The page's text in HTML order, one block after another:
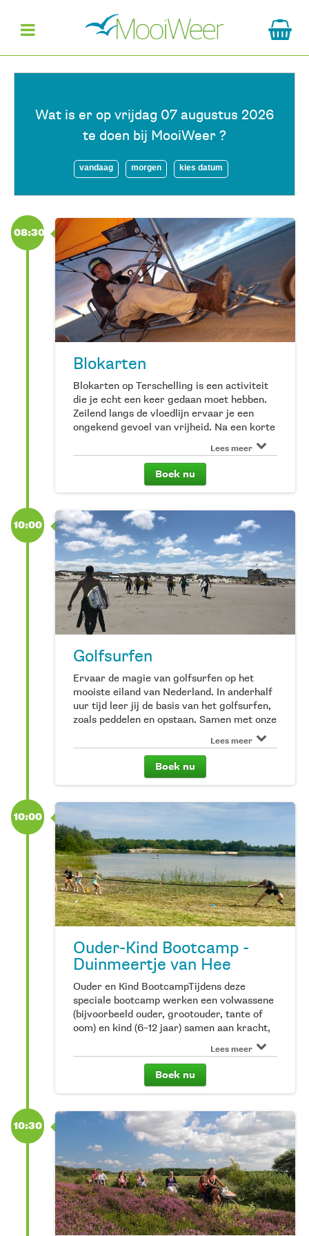
Wat is er op vrijdag 07 augustus 2026
te doen bij MooiWeer ?
vandaag morgen kies datum
08:30
Blokarten
Blokarten op Terschelling is een activiteit
die je echt een keer gedaan moet hebben.
Zeilend langs de vloedlijn ervaar je een
ongekend gevoel van vrijheid. Na een korte
uitleg van onze instructeurs ben je in een
mum van tijd zélf in staat om het strand
van Terschelling in een blokart te
verkennen. Blokarten is geschikt voor jong
en oud en kun je het hele jaar door boeken.
Kom je blokarten? Dan vragen we je graag
om een kwartier van tevoren aanwezig te
zijn. Let op: door weersomstandigheden
moeten we het blokarten soms verplaatsen
of zelfs annuleren. Wanneer dat het geval
is, hoor je uiterlijk twee uur voor aanvang
van ons. Aanvullende info: wij hebben twee
duozitters (blokart voor twee personen).
Deze zijn alleen bestemd voor een ouder
met een kind tot 10 jaar. Zie je de keuze
voor een duozitter niet bij het reserveren?
Dan zijn de duozitters die dag niet meer
beschikbaar.
Lees meer
Boek nu
10:00
Golfsurfen
Ervaar de magie van golfsurfen op het
mooiste eiland van Nederland. In anderhalf
uur tijd leer jij de basis van het golfsurfen,
zoals peddelen en opstaan. Samen met onze
partner GoSurfing trotseer jij de golven
van Terschelling. We vragen je 15 minuten
voor aanvang aanwezig te zijn.*Kinderen
zijn tot 16 jaar*Inclusief wetsuit en
softboard.
Lees meer
Boek nu
10:00
Ouder-Kind Bootcamp -
Duinmeertje van Hee
Ouder en Kind BootcampTijdens deze
speciale bootcamp werken een volwassene
(bijvoorbeeld ouder, grootouder, tante of
oom) en kind (6–12 jaar) samen aan kracht,
conditie en coördinatie. We combineren
actieve duo-oefeningen, korte stukjes
hardlopen en uitdagende opdrachten in de
natuur. We maken gebruik van touwen,
autobanden, ballen, gewichtjes, elastieken
en natuurlijk de omgeving. Deze bootcamp
is geschikt voor alle niveaus en een leuke
manier om samen actief bezig te zijn in een
prachtige omgeving. Grenzen verleggen,
samenwerken, vies worden en vooral veel
plezier hebben: alles komt aan bod in de
frisse buitenlucht.Leeftijd kind: 6–12
jaarKledingadvies: sportkleding en
hardloopschoenenLet op: deelname is als
Lees meer
Boek nu
10:30